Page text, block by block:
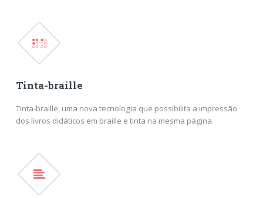
Tinta-braille
Tinta-braille, uma nova tecnologia que possibilita a impressão
dos livros didáticos em braille e tinta na mesma página.